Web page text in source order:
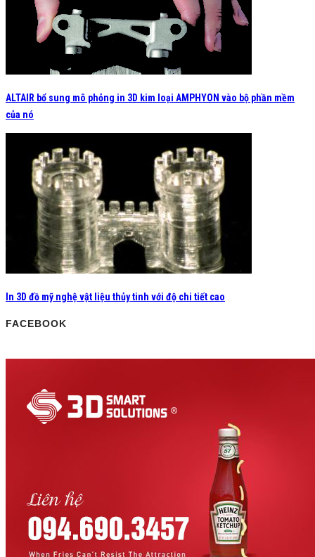
ALTAIR bổ sung mô phỏng in 3D kim loại AMPHYON vào bộ phần mềm
của nó
In 3D đồ mỹ nghệ vật liệu thủy tinh với độ chi tiết cao
FACEBOOK